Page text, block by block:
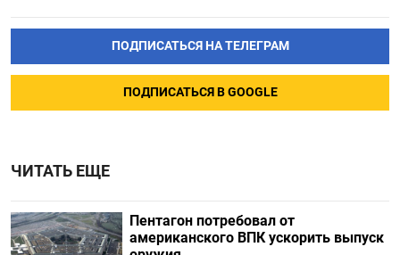
ПОДПИСАТЬСЯ НА ТЕЛЕГРАМ
ПОДПИСАТЬСЯ В GOOGLE
ЧИТАТЬ ЕЩЕ
Пентагон потребовал от
американского ВПК ускорить выпуск